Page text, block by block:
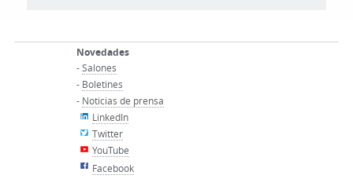
Novedades
-Salones
- Boletines
- Noticias de prensa
LinkedIn
Twitter
YouTube
Facebook